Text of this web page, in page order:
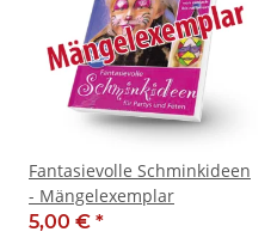
Fantasievolle Schminkideen
- Mängelexemplar
5,00 € *